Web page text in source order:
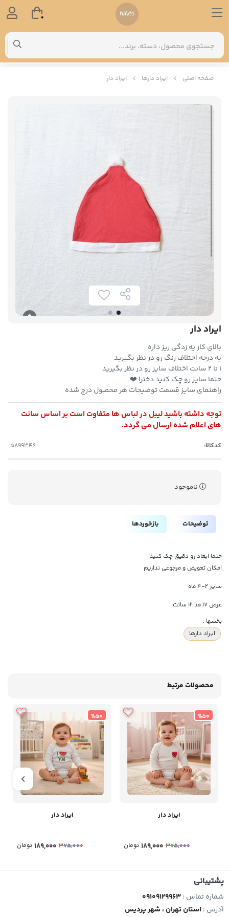
صفحه اصلی ایراد دارها ایراد دار
ایراد دار
بالای کار یه زدگی ریز داره
یه درجه اختلاف رنگ رو در نظر بگیرید
۱ تا ۲ سانت اختلاف سایز رو در نظر بگیرید
حتما سایز رو چک کنید دخترا ❤️
راهنمای سایز قسمت توضیحات هر محصول درج شده
توجه داشته باشید لیبل در لباس ها متفاوت است بر اساس سانت
های اعلام شده ارسال می گردد.
کدکالا:
ناموجود
توضیحات بازخوردها
حتما ابعاد رو دقیق چک کنید
امکان تعویض و مرجوعی نداریم
سایز 2-4 ماه
عرض 17 قد 12 سانت
بخشها :
ایراد دارها
محصولات مرتبط
%50
ایراد دار
375,000
189,000 تومان
%50
ایراد دار
375,000
189,000 تومان
پشتیبانی
شماره تماس :09109129963
آدرس : استان تهران ، شهر پردیس
0